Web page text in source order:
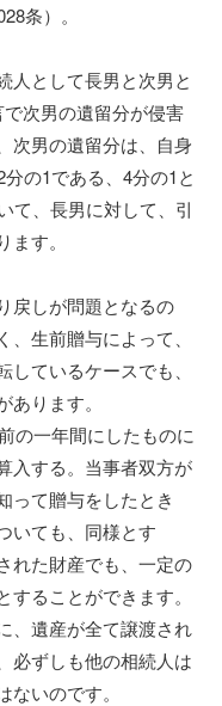
条）。
人として長男と次男と
次男の遺留分が侵害
次男の遺留分は、自身
の1である、4分の1と
て、長男に対して、引
す。
戻しが問題となるの
生前贈与によって、
ているケースでも、
ります。
の一年間にしたものに
入する。当事者双方が
って贈与をしたとき
いても、同様とす
れた財産でも、一定の
ることができます。
、遺産が全て譲渡され
必ずしも他の相続人は
いのです。